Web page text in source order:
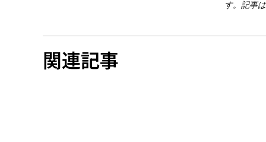
す。記事は
関連記事